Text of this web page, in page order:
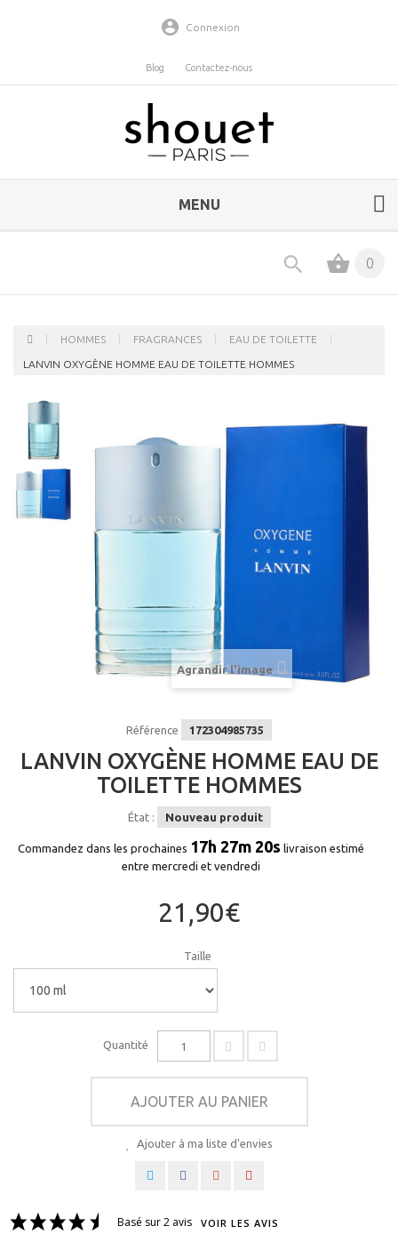
Connexion
Blog Contactez-nous
MENU
0
HOMMES FRAGRANCES EAU DE TOILETTE
LANVIN OXYGÈNE HOMME EAU DE TOILETTE HOMMES
Agrandir l'image
Référence 172304985735
LANVIN OXYGÈNE HOMME EAU DE
TOILETTE HOMMES
État : Nouveau produit
Commandez dans les prochaines 17h 27m 20s livraison estimé
entre mercredi et vendredi
21,90€
Taille
Quantité
AJOUTER AU PANIER
Ajouter à ma liste d'envies
Basé sur 2 avis VOIR LES AVIS